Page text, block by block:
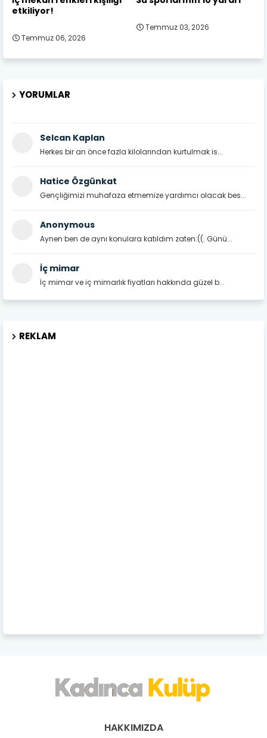
etkiliyor!
Temmuz 06, 2026
Temmuz 03, 2026
YORUMLAR
Selcan Kaplan
Herkes bir an önce fazla kilolarından kurtulmak is...
Hatice Özgünkat
Gençliğimizi muhafaza etmemize yardımcı olacak bes...
Anonymous
Aynen ben de aynı konulara katıldım zaten:((. Günü...
İç mimar
İç mimar ve iç mimarlık fiyatları hakkında güzel b...
REKLAM
HAKKIMIZDA